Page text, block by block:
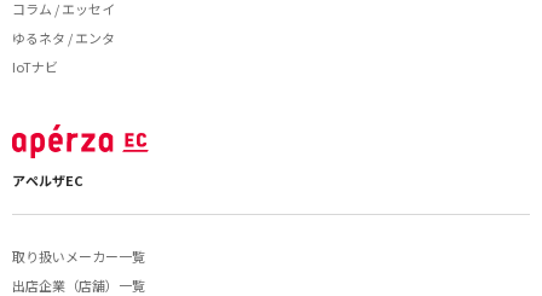
コラム / エッセイ
ゆるネタ / エンタ
IoTナビ
アペルザEC
取り扱いメーカー一覧
出店企業（店舗）一覧